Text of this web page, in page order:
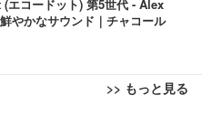
コードット) 第5世代 - Alex
やかなサウンド｜チャコール
>> もっと見る